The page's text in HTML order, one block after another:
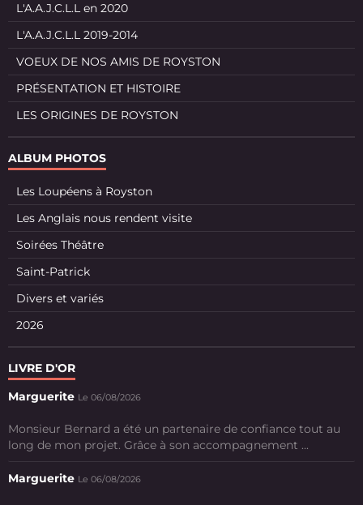
L'A.A.J.C.L.L en 2020
L'A.A.J.C.L.L 2019-2014
VOEUX DE NOS AMIS DE ROYSTON
PRÉSENTATION ET HISTOIRE
LES ORIGINES DE ROYSTON
ALBUM PHOTOS
Les Loupéens à Royston
Les Anglais nous rendent visite
Soirées Théâtre
Saint-Patrick
Divers et variés
2026
LIVRE D'OR
Marguerite Le 06/08/2026
Monsieur Bernard a été un partenaire de confiance tout au
long de mon projet. Grâce à son accompagnement ...
Marguerite Le 06/08/2026